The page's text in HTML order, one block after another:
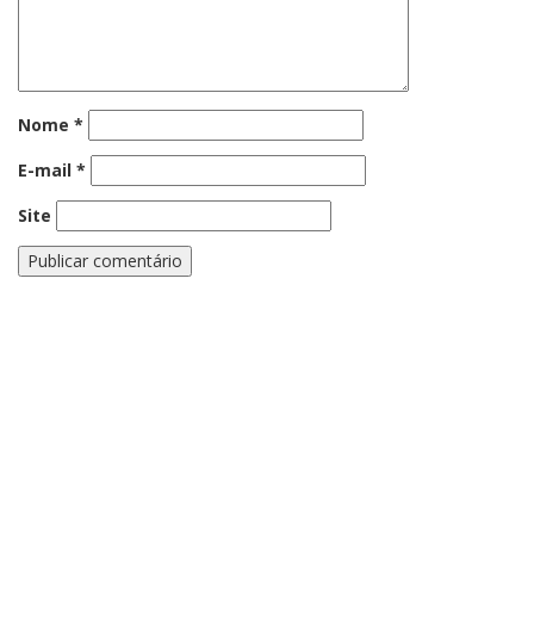
Nome *
E-mail *
Site